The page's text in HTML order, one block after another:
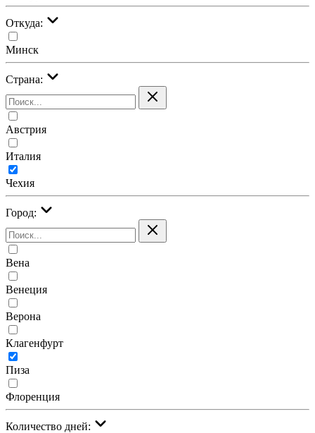
Откуда:
Минск
Страна:
Австрия
Италия
Чехия
Город:
Вена
Венеция
Верона
Клагенфурт
Пиза
Флоренция
Количество дней: